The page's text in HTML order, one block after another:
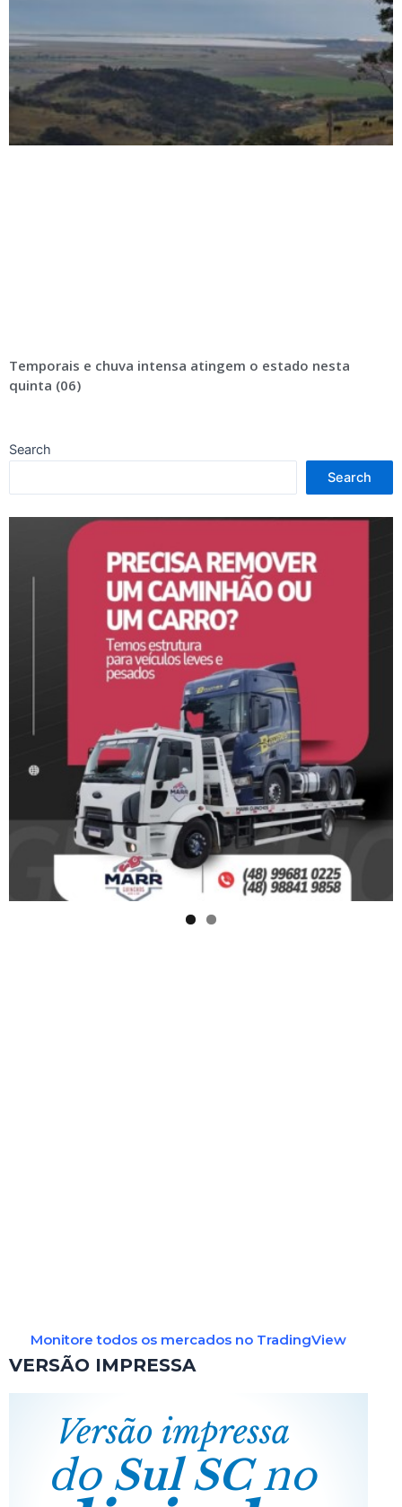
Temporais e chuva intensa atingem o estado nesta
quinta (06)
Search
Search
Monitore todos os mercados no TradingView
VERSÃO IMPRESSA